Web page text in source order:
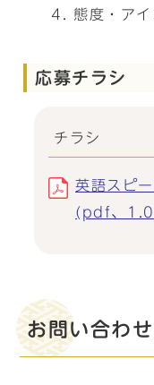
態度・ア
応募チラシ
チラシ
英語スピ
(pdf、
お問い合わ